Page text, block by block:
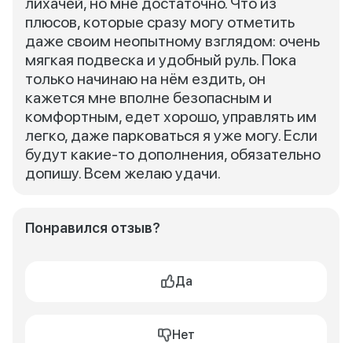
плюсов, которые сразу могу отметить
даже своим неопытному взглядом: очень
мягкая подвеска и удобный руль. Пока
только начинаю на нём ездить, он
кажется мне вполне безопасным и
комфортным, едет хорошо, управлять им
легко, даже парковаться я уже могу. Если
будут какие-то дополнения, обязательно
допишу. Всем желаю удачи.
Понравился отзыв?
Да
Нет